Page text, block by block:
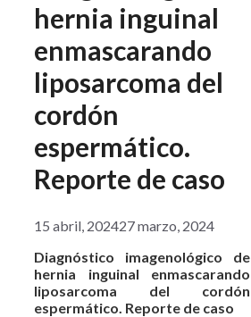
hernia inguinal
enmascarando
liposarcoma del
cordón
espermático.
Reporte de caso
15 abril, 202427 marzo, 2024
Diagnóstico imagenológico de
hernia inguinal enmascarando
liposarcoma del cordón
espermático. Reporte de caso